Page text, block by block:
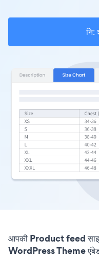
नि:
आपकी Product feed
WordPress Theme एंबेड